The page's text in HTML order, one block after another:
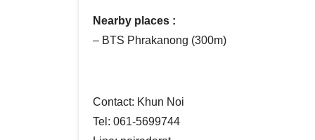
Nearby places :
– BTS Phrakanong (300m)
Contact: Khun Noi
Tel: 061-5699744